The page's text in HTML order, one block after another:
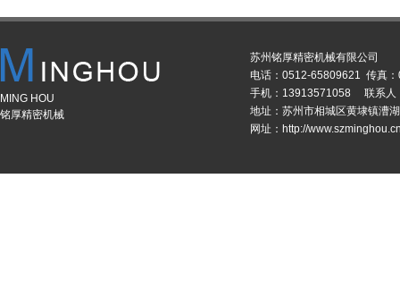
MING HOU
铭厚精密机械
苏州铭厚精密机械有限公司
电话：0512-65809621 传真
手机：13913571058 联系人
地址：苏州市相城区黄埭镇漕
网址：http://